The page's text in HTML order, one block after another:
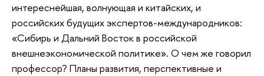
интереснейшая, волнующая и китайских, и
российских будущих экспертов-международников:
«Сибирь и Дальний Восток в российской
внешнеэкономической политике». О чем же говорил
профессор? Планы развития, перспективные и